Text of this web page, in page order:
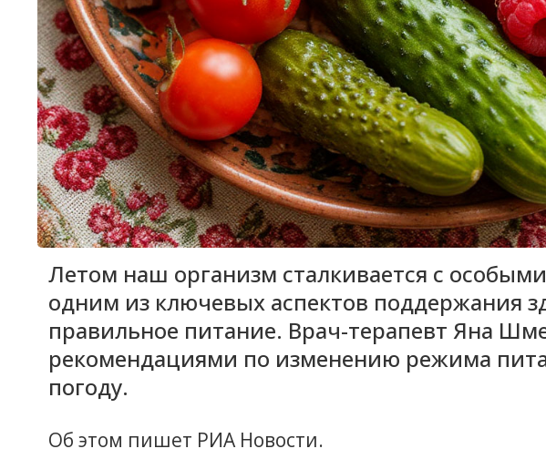
Летом наш организм сталкивается с
одним из ключевых аспектов поддержания
правильное питание. Врач-терапевт Яна
рекомендациями по изменению режима
погоду.
Об этом пишет РИА Новости.